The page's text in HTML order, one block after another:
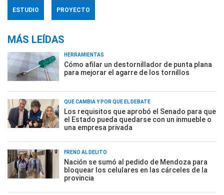
ESTUDIO PROYECTO
MÁS LEÍDAS
HERRAMIENTAS
Cómo afilar un destornillador de punta plana
para mejorar el agarre de los tornillos
QUÉ CAMBIA Y POR QUÉ EL DEBATE
Los requisitos que aprobó el Senado para que
el Estado pueda quedarse con un inmueble o
una empresa privada
FRENO AL DELITO
Nación se sumó al pedido de Mendoza para
bloquear los celulares en las cárceles de la
provincia